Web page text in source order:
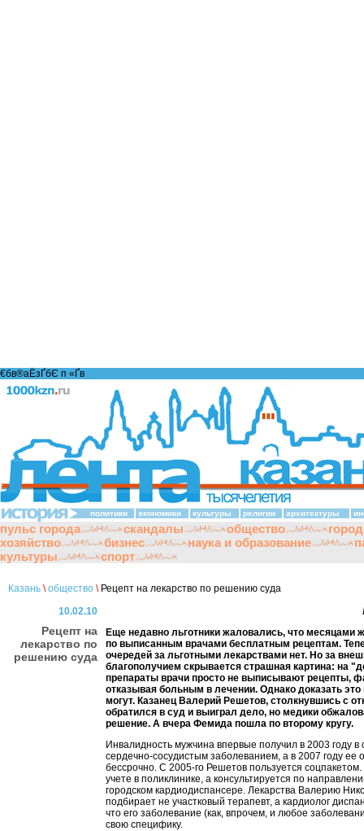
€бв®аЁзҐбЄ п «Ґ­в
политики экономики культуры религии архитектуры
пульс города скандалы общество
хозяйство
бизнес наука и образование
культуры
спорт
Казань \ общество \Рецепт на лекарство по решению суда
10.02.10
Рецепт на
лекарство по
решению суда
Еще недавно льготники жаловались, что месяцами
по выписанным врачами бесплатным рецептам.
очередей за льготными лекарствами нет. Но за
благополучием скрывается страшная картина: на
препараты врачи просто не выписывают рецепты,
отказывая больным в лечении. Однако доказать
могут. Казанец Валерий Решетов, столкнувшись с
обратился в суд и выиграл дело, но медики
решение. А вчера Фемида пошла по второму кругу.
Инвалидность мужчина впервые получил в 2003 году в
сердечно-сосудистым заболеванием, а в 2007 году
бессрочно. С 2005-го Решетов пользуется
учете в поликлинике, а консультируется по
городском кардиодиспансере. Лекарства Валерию
подбирает не участковый терапевт, а кардиолог
что его заболевание (как, впрочем, и любое
свою специфику.